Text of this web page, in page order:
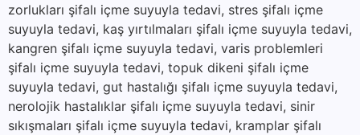
zorlukları şifalı içme suyuyla tedavi, stres şifalı içme
suyuyla tedavi, kaş yırtılmaları şifalı içme suyuyla tedavi,
kangren şifalı içme suyuyla tedavi, varis problemleri
şifalı içme suyuyla tedavi, topuk dikeni şifalı içme
suyuyla tedavi, gut hastalığı şifalı içme suyuyla tedavi,
nerolojik hastalıklar şifalı içme suyuyla tedavi, sinir
sıkışmaları şifalı içme suyuyla tedavi, kramplar şifalı